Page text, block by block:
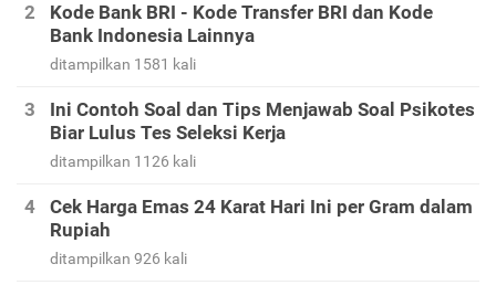
Kode Bank BRI - Kode Transfer BRI dan Kode
Bank Indonesia Lainnya
ditampilkan 1581 kali
Ini Contoh Soal dan Tips Menjawab Soal Psikotes
Biar Lulus Tes Seleksi Kerja
ditampilkan 1126 kali
Cek Harga Emas 24 Karat Hari Ini per Gram dalam
Rupiah
ditampilkan 926 kali